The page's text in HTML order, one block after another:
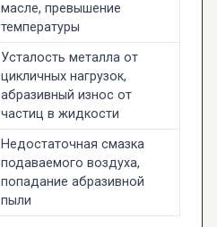
масле, превышение
температуры
Усталость металла от
цикличных нагрузок,
абразивный износ от
частиц в жидкости
Недостаточная смазка
подаваемого воздуха,
попадание абразивной
пыли